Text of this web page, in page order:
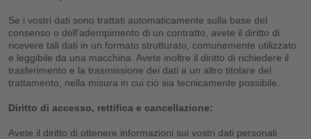
Se i vostri dati sono trattati automaticamente sulla base del
consenso o dell’adempimento di un contratto, avete il diritto di
ricevere tali dati in un formato strutturato, comunemente utilizzato
e leggibile da una macchina. Avete inoltre il diritto di richiedere il
trasferimento e la trasmissione dei dati a un altro titolare del
trattamento, nella misura in cui ciò sia tecnicamente possibile.
Diritto di accesso, rettifica e cancellazione:
Avete il diritto di ottenere informazioni sui vostri dati personali